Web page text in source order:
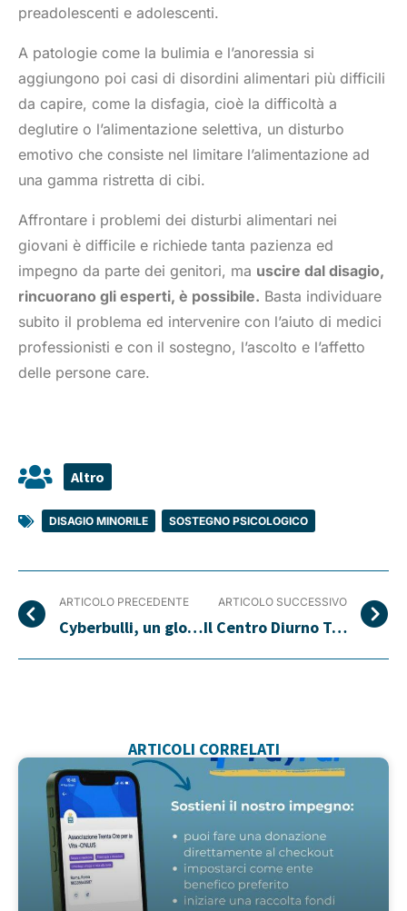
preadolescenti e adolescenti.
A patologie come la bulimia e l’anoressia si
aggiungono poi casi di disordini alimentari più difficili
da capire, come la disfagia, cioè la difficoltà a
deglutire o l’alimentazione selettiva, un disturbo
emotivo che consiste nel limitare l’alimentazione ad
una gamma ristretta di cibi.
Affrontare i problemi dei disturbi alimentari nei
giovani è difficile e richiede tanta pazienza ed
impegno da parte dei genitori, ma uscire dal disagio,
rincuorano gli esperti, è possibile. Basta individuare
subito il problema ed intervenire con l’aiuto di medici
professionisti e con il sostegno, l’ascolto e l’affetto
delle persone care.
Altro
DISAGIO MINORILE SOSTEGNO PSICOLOGICO
ARTICOLO PRECEDENTE
Cyberbulli, un glossario in soccorso dei genitori
ARTICOLO SUCCESSIVO
Il Centro Diurno Teen Lab si racconta
ARTICOLI CORRELATI